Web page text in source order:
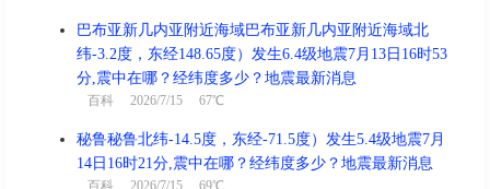
巴布亚新几内亚附近海域巴布亚新几内亚附近海域北
纬-3.2度，东经148.65度）发生6.4级地震7月13日16时53
分,震中在哪？经纬度多少？地震最新消息
百科 2026/7/15 67℃
秘鲁秘鲁北纬-14.5度，东经-71.5度）发生5.4级地震7月
14日16时21分,震中在哪？经纬度多少？地震最新消息
百科 2026/7/15 69℃